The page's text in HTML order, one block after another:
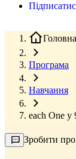
Програма
Навчання
each One у
Зробити